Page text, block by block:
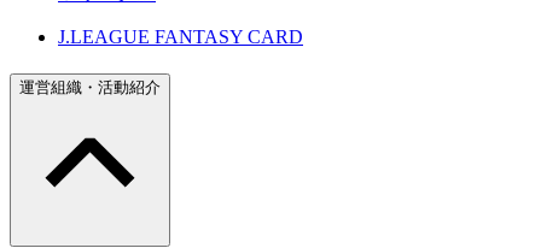
J.LEAGUE FANTASY CARD
運営組織・活動紹介